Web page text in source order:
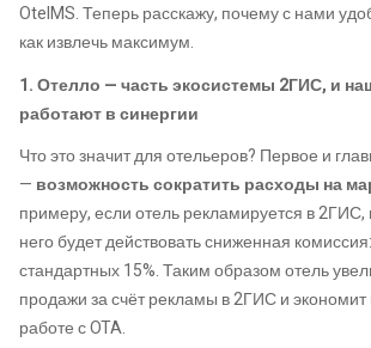
OtelMS. Теперь расскажу, почему с нами
как извлечь максимум.
1. Отелло — часть экосистемы 2ГИС, и
работают в синергии
Что это значит для отельеров? Первое и
— возможность сократить расходы на
примеру, если отель рекламируется в
него будет действовать сниженная
стандартных 15%. Таким образом отель
продажи за счёт рекламы в 2ГИС и экономит
работе с OTA.